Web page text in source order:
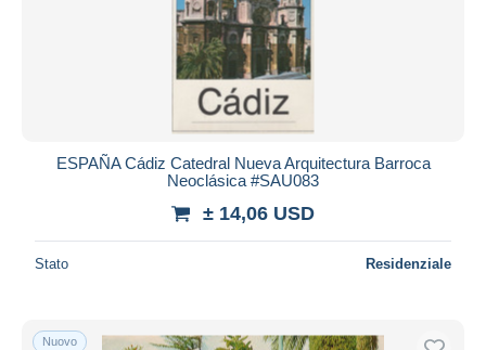
ESPAÑA Cádiz Catedral Nueva Arquitectura Barroca
Neoclásica #SAU083
± 14,06 USD
Stato Residenziale
Nuovo